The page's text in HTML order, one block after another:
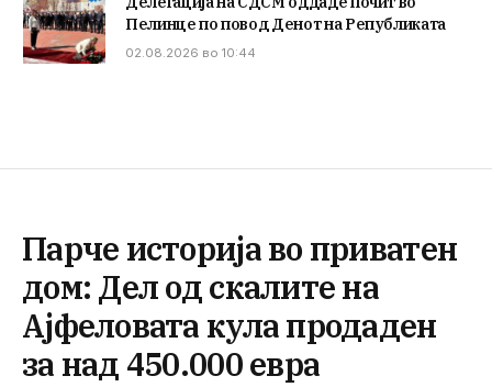
Пелинце по повод Денот на Републиката
02.08.2026 во 10:44
Парче историја во приватен
дом: Дел од скалите на
Ајфеловата кула продаден
за над 450.000 евра